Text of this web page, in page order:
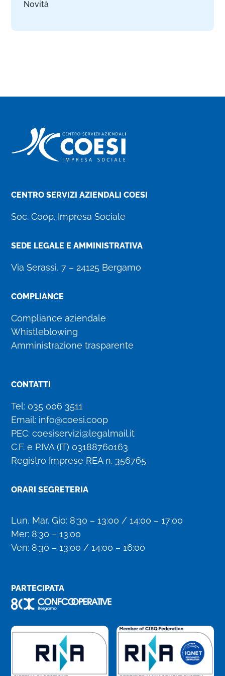
Novità
CENTRO SERVIZI AZIENDALI COESI
Soc. Coop. Impresa Sociale
SEDE LEGALE E AMMINISTRATIVA
Via Serassi, 7 – 24125 Bergamo
COMPLIANCE
Compliance aziendale
Whistleblowing
Amministrazione trasparente
CONTATTI
Tel: 035 006 3511
Email: info@coesi.coop
PEC:coesiservizi@legalmail.it
C.F. e P.IVA (IT) 03188760163
Registro Imprese REA n. 356765
ORARI SEGRETERIA
Lun, Mar, Gio: 8:30 – 13:00 / 14:00 – 17:00
Mer: 8:30 – 13:00
Ven: 8:30 – 13:00 / 14:00 – 16:00
PARTECIPATA